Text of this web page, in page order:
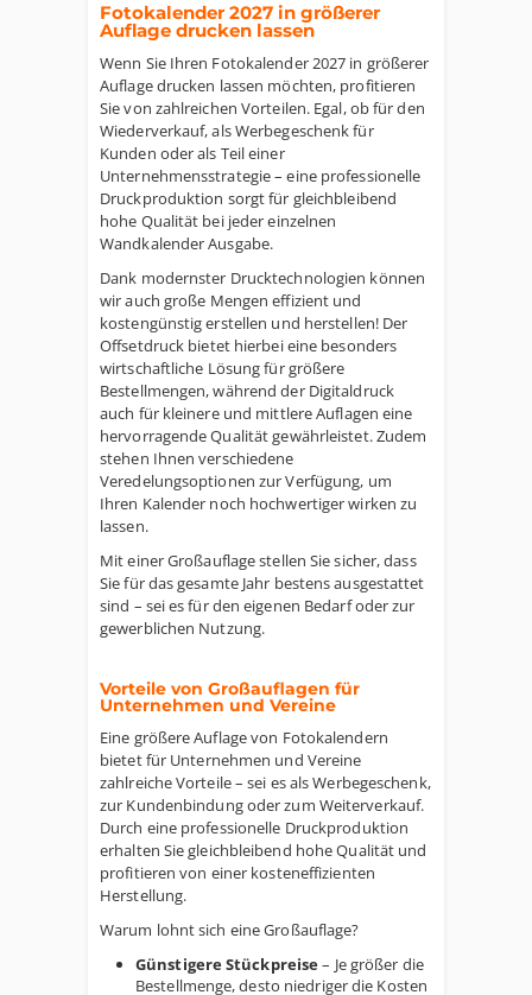
Fotokalender 2027 in größerer
Auflage drucken lassen
Wenn Sie Ihren Fotokalender 2027 in größerer
Auflage drucken lassen möchten, profitieren
Sie von zahlreichen Vorteilen. Egal, ob für den
Wiederverkauf, als Werbegeschenk für
Kunden oder als Teil einer
Unternehmensstrategie – eine professionelle
Druckproduktion sorgt für gleichbleibend
hohe Qualität bei jeder einzelnen
Wandkalender Ausgabe.
Dank modernster Drucktechnologien können
wir auch große Mengen effizient und
kostengünstig erstellen und herstellen! Der
Offsetdruck bietet hierbei eine besonders
wirtschaftliche Lösung für größere
Bestellmengen, während der Digitaldruck
auch für kleinere und mittlere Auflagen eine
hervorragende Qualität gewährleistet. Zudem
stehen Ihnen verschiedene
Veredelungsoptionen zur Verfügung, um
Ihren Kalender noch hochwertiger wirken zu
lassen.
Mit einer Großauflage stellen Sie sicher, dass
Sie für das gesamte Jahr bestens ausgestattet
sind – sei es für den eigenen Bedarf oder zur
gewerblichen Nutzung.
Vorteile von Großauflagen für
Unternehmen und Vereine
Eine größere Auflage von Fotokalendern
bietet für Unternehmen und Vereine
zahlreiche Vorteile – sei es als Werbegeschenk,
zur Kundenbindung oder zum Weiterverkauf.
Durch eine professionelle Druckproduktion
erhalten Sie gleichbleibend hohe Qualität und
profitieren von einer kosteneffizienten
Herstellung.
Warum lohnt sich eine Großauflage?
Günstigere Stückpreise– Je größer die
Bestellmenge, desto niedriger die Kosten